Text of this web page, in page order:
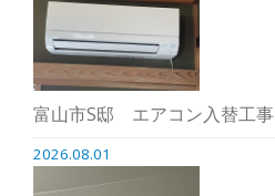
富山市S邸 エアコン入替工事
2026.08.01